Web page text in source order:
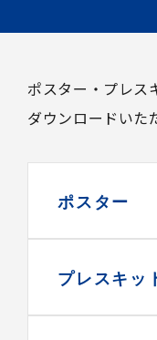
ポスター・プレス
ダウンロードいた
ポスター
プレスキッ